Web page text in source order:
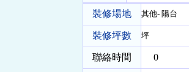
裝修場地 其他- 陽台
裝修坪數 坪
聯絡時間 0